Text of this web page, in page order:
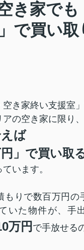
き家でも
で買い取
き家終い支援室」
の空き家に限り、
ば
円」で買い取
います。
もりで数百万円の
いた物件が、手
万円 で手放せる